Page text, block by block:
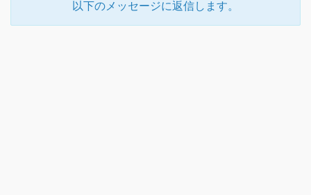
以下のメッセージに返信します。